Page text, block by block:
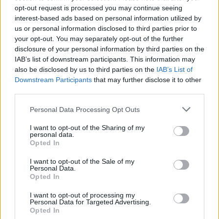
opt-out request is processed you may continue seeing
interest-based ads based on personal information utilized by
us or personal information disclosed to third parties prior to
your opt-out. You may separately opt-out of the further
disclosure of your personal information by third parties on the
IAB’s list of downstream participants. This information may
also be disclosed by us to third parties on the IAB’s List of
Downstream Participants that may further disclose it to other
Please note that this website/app uses one or more Google
not limited to your visit or usage behaviour. You may click to
grant or deny consent to Google and its third-party tags to
use your data for below specified purposes in below Google
consent section.
Personal Data Processing Opt Outs
I want to opt-out of the Sharing of my
personal data.
Opted In
I want to opt-out of the Sale of my
Personal Data.
Opted In
I want to opt-out of processing my
Personal Data for Targeted Advertising.
Opted In
hétvégi bevétele. A fokozatosan szélesedő krimi
fantasztikus kritikai átlaggal vértezve hódít; jelenlegi
15 millióját alighanem könnyen megduplázza.
Sejthető volt, hogy aHands of Stone számára a
jelentős moziszám-emelés nem hoz fordulatot; a
Weinsten Company drámájának csökkent hétvégi
bevétele a szélesedés közepette, így egy mozira eső
átlagos bevétele oly kicsi, hogy a jövő héten már ki is
söprik a javából. Eredménye alig lesz több
> végszó & ami jön
ősz kezdetének ez dukál, meg amúgy is: tavaly
rosszabb volt a helyzet! A dolgok nem pörögnek fel
túlzottan még a jövő héten sem, pedig négy film
próbálkozik be. ASully - Csoda a Hudson folyón
When the Bough Breakscímű erotikus afro-thriller az
első két hely várományosa, miközben a sokáig